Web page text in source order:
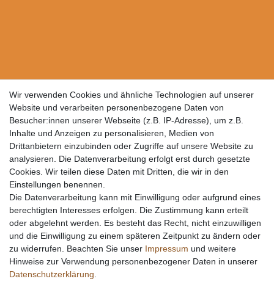
Wir verwenden Cookies und ähnliche Technologien auf unserer
Website und verarbeiten personenbezogene Daten von
Besucher:innen unserer Webseite (z.B. IP-Adresse), um z.B.
Inhalte und Anzeigen zu personalisieren, Medien von
Drittanbietern einzubinden oder Zugriffe auf unsere Website zu
analysieren. Die Datenverarbeitung erfolgt erst durch gesetzte
Cookies. Wir teilen diese Daten mit Dritten, die wir in den
Einstellungen benennen.
Die Datenverarbeitung kann mit Einwilligung oder aufgrund eines
berechtigten Interesses erfolgen. Die Zustimmung kann erteilt
oder abgelehnt werden. Es besteht das Recht, nicht einzuwilligen
und die Einwilligung zu einem späteren Zeitpunkt zu ändern oder
zu widerrufen. Beachten Sie unser Impressum und weitere
Hinweise zur Verwendung personenbezogener Daten in unserer
Daten­schutz­erklärung